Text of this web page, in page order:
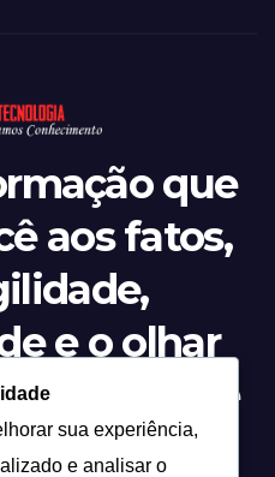
que
aos fatos,
e o olhar
tudo o que
sua experiência,
e analisar o